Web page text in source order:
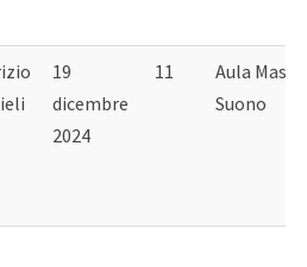
19
dicembre
2024
11
Aula
Suono